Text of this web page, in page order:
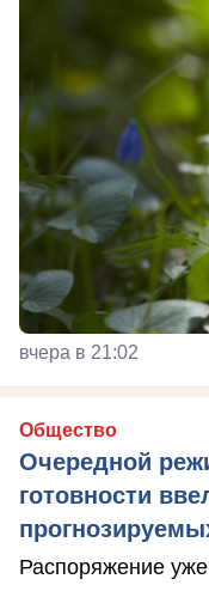
вчера в 21:02
Общество
Очередной
готовности
Распоряжение